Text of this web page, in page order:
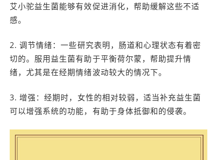
艾小驼益生菌能够有效促进消化，帮助缓解这些不适
感。
2. 调节情绪：一些研究表明，肠道和心理状态有着密
切的。服用益生菌有助于平衡荷尔蒙，帮助提升情
绪，尤其是在经期情绪波动较大的情况下。
3. 增强：经期时，女性的相对较弱，适当补充益生菌
可以增强系统的功能，有助于身体抵御和的侵袭。